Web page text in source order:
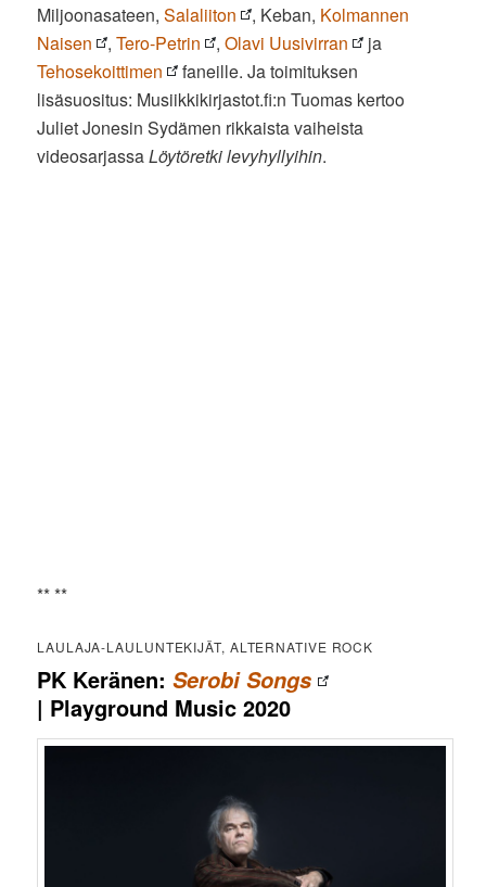
Miljoonasateen,Salaliiton , Keban, Kolmannen
Naisen
,Tero-Petrin ,Olavi Uusivirran
ja
Tehosekoittimen
faneille. Ja toimituksen
lisäsuositus: Musiikkikirjastot.fi:n Tuomas kertoo
Juliet Jonesin Sydämen rikkaista vaiheista
videosarjassaLöytöretki levyhyllyihin.
** **
LAULAJA-LAULUNTEKIJÄT, ALTERNATIVE ROCK
PK Keränen:Serobi Songs
| Playground Music 2020